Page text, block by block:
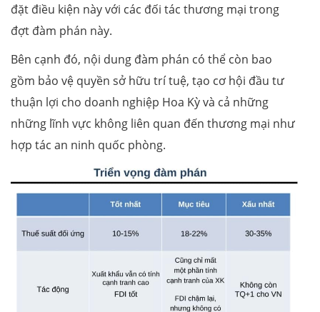
đặt điều kiện này với các đối tác thương mại trong
đợt đàm phán này.
Bên cạnh đó, nội dung đàm phán có thể còn bao
gồm bảo vệ quyền sở hữu trí tuệ, tạo cơ hội đầu tư
thuận lợi cho doanh nghiệp Hoa Kỳ và cả những
những lĩnh vực không liên quan đến thương mại như
hợp tác an ninh quốc phòng.